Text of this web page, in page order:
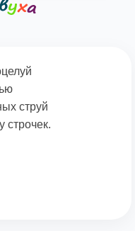
струй
строчек.